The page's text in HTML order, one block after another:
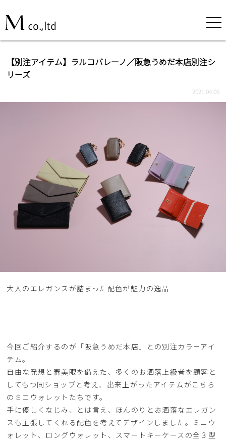
【別注アイテム】ラルコバレーノ／阪急うめだ本店別注シ
リーズ
2021.04.06
大人のエレガンスが詰まった配色が魅力の逸品
今回ご紹介するのが「阪急うめだ本店」との別注カラーアイ
テム。
自由な発想と審美眼を備えた、多くのお洒落上級者を顧客と
してもつ同ショップと考え、出来上がったアイテムがこちら
のミニウォレットたちです。
手に優しくなじみ、とは言え、ほんのりとお洒落なエレガン
スも主張してくれる配色を考えてデザインしました。ミニウ
ォレット、ロングウォレット、スマートキーケースの全３型